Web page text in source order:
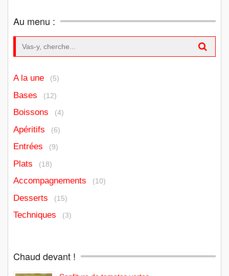
Au menu :
Search for:
A la une (5)
Bases (12)
Boissons (4)
Apéritifs (6)
Entrées (9)
Plats (18)
Accompagnements (10)
Desserts (15)
Techniques (3)
Chaud devant !